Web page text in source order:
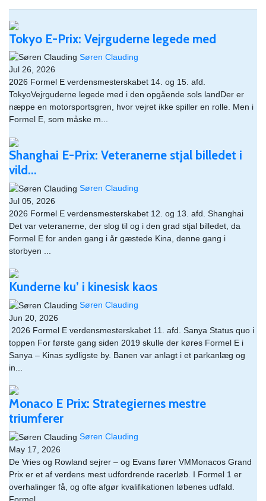
Tokyo E-Prix: Vejrguderne legede med
Søren Clauding
Jul 26, 2026
2026 Formel E verdensmesterskabet 14. og 15. afd.
TokyoVejrguderne legede med i den opgående sols landDer er
næppe en motorsportsgren, hvor vejret ikke spiller en rolle. Men i
Formel E, som måske m...
Shanghai E-Prix: Veteranerne stjal billedet i
vild...
Søren Clauding
Jul 05, 2026
2026 Formel E verdensmesterskabet 12. og 13. afd. Shanghai
Det var veteranerne, der slog til og i den grad stjal billedet, da
Formel E for anden gang i år gæstede Kina, denne gang i
storbyen ...
Kunderne ku’ i kinesisk kaos
Søren Clauding
Jun 20, 2026
​ 2026 Formel E verdensmesterskabet 11. afd. Sanya Status quo i
toppen For første gang siden 2019 skulle der køres Formel E i
Sanya – Kinas sydligste by. Banen var anlagt i et parkanlæg og
in...
Monaco E Prix: Strategiernes mestre
triumferer
Søren Clauding
May 17, 2026
De Vries og Rowland sejrer – og Evans fører VMMonacos Grand
Prix er et af verdens mest udfordrende racerløb. I Formel 1 er
overhalinger få, og ofte afgør kvalifikationen løbenes udfald.
Formel ...